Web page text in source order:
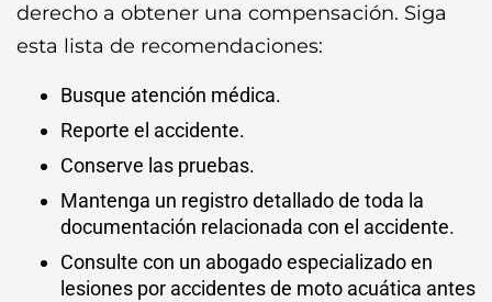
derecho a obtener una compensación. Siga
esta lista de recomendaciones:
Busque atención médica.
Reporte el accidente.
Conserve las pruebas.
Mantenga un registro detallado de toda la
documentación relacionada con el accidente.
Consulte con un abogado especializado en
lesiones por accidentes de moto acuática antes